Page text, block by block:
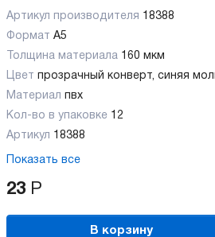
Артикул производителя 18388
Формат А5
Толщина материала 160 мкм
Цвет прозрачный конверт, синяя
Материал пвх
Кол-во в упаковке 12
Артикул 18388
Показать все
23 Р
В корзину